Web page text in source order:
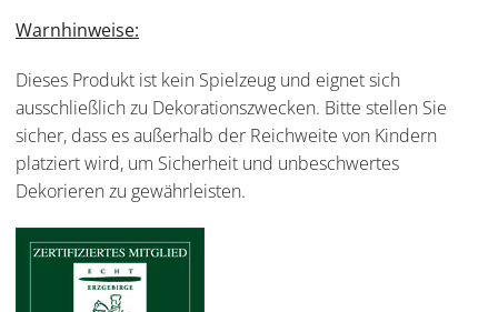
Warnhinweise:
Dieses Produkt ist kein Spielzeug und eignet sich
ausschließlich zu Dekorationszwecken. Bitte stellen Sie
sicher, dass es außerhalb der Reichweite von Kindern
platziert wird, um Sicherheit und unbeschwertes
Dekorieren zu gewährleisten.